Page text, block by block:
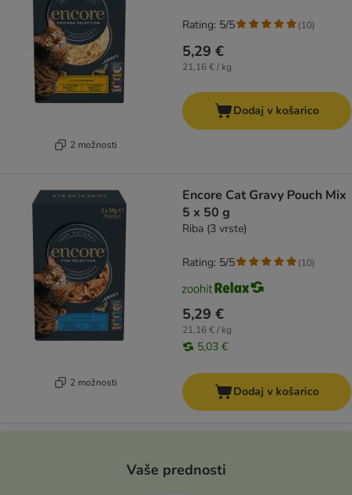
2 možnosti
5,29 €
21,16 € / kg
Rating: 5/5 (10)
Dodaj v košarico
2 možnosti
Encore Cat Gravy Pouch Mix
5 x 50 g
Riba (3 vrste)
5,29 €
21,16 € / kg
5,03 €
Rating: 5/5 (10)
Dodaj v košarico
Vaše prednosti